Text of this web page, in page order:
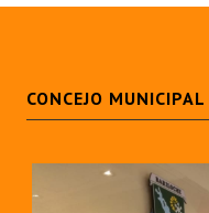
CONCEJO